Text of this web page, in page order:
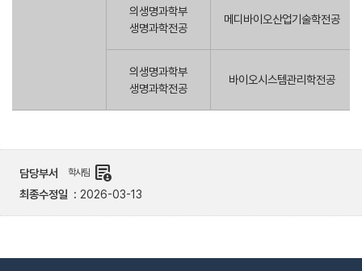
의생명과학부
생명과학전공
메디바이오산업기술학전공
의생명과학부
생명과학전공
바이오시스템관리학전공
담당부서 학사팀 demography
최종수정일 2026-03-13